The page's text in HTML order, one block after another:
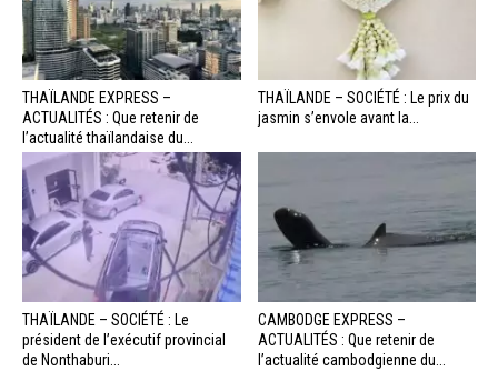
THAÏLANDE EXPRESS –
ACTUALITÉS : Que retenir de
l’actualité thaïlandaise du...
THAÏLANDE – SOCIÉTÉ : Le prix du
jasmin s’envole avant la...
THAÏLANDE – SOCIÉTÉ : Le
président de l’exécutif provincial
de Nonthaburi...
CAMBODGE EXPRESS –
ACTUALITÉS : Que retenir de
l’actualité cambodgienne du...